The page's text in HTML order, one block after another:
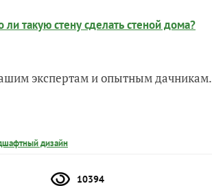
такую стену сделать стеной дома?
экспертам и опытным дачникам.
дизайн
10394